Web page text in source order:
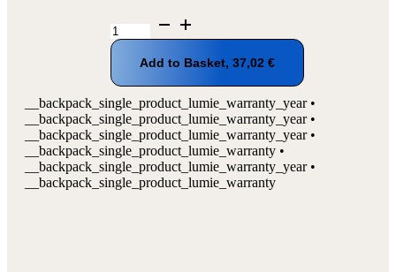
de
Vase
-
Vases
de
lumière
Add to Basket, 37,02 €
__backpack_single_product_lumie_warranty_year •
__backpack_single_product_lumie_warranty_year •
__backpack_single_product_lumie_warranty_year •
__backpack_single_product_lumie_warranty •
__backpack_single_product_lumie_warranty_year •
__backpack_single_product_lumie_warranty